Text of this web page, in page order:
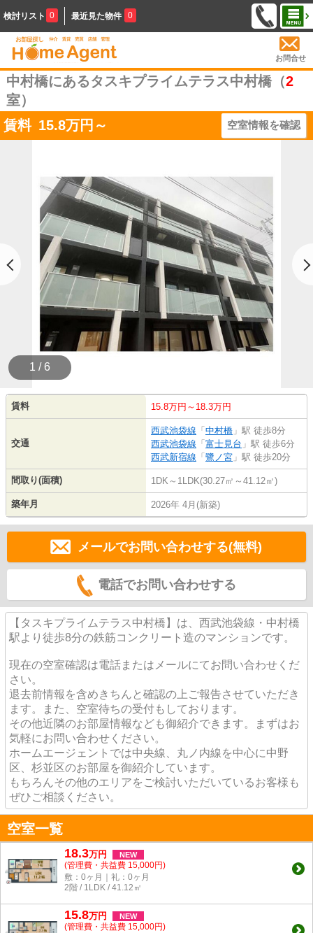
検討リスト 0 最近見た物件 0
お問合せ
中村橋にあるタスキプライムテラス中村橋（2
室）
賃料 15.8万円～ 空室情報を確認
1 / 6
賃料 15.8万円～18.3万円
交通
西武池袋線 「 中村橋 」駅 徒歩8分
西武池袋線 「 富士見台 」駅 徒歩6分
西武新宿線 「 鷺ノ宮 」駅 徒歩20分
間取り(面積) 1DK～1LDK(30.27㎡～41.12㎡)
築年月 2026年 4月(新築)
メールでお問い合わせする(無料)
電話でお問い合わせする
【タスキプライムテラス中村橋】は、西武池袋線・中村橋
駅より徒歩8分の鉄筋コンクリート造のマンションです。
現在の空室確認は電話またはメールにてお問い合わせくだ
さい。
退去前情報を含めきちんと確認の上ご報告させていただき
ます。また、空室待ちの受付もしております。
その他近隣のお部屋情報なども御紹介できます。まずはお
気軽にお問い合わせください。
ホームエージェントでは中央線、丸ノ内線を中心に中野
区、杉並区のお部屋を御紹介しています。
もちろんその他のエリアをご検討いただいているお客様も
ぜひご相談ください。
空室一覧
18.3万円 NEW
(管理費・共益費 15,000円)
敷：0ヶ月｜礼：0ヶ月
2階 / 1LDK / 41.12㎡
15.8万円 NEW
(管理費・共益費 15,000円)